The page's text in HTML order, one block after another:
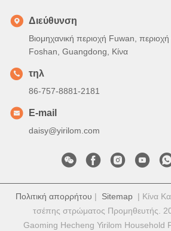
Διεύθυνση
Βιομηχανική περιοχή Fuwan,
Foshan, Guangdong, Κίνα
τηλ
86-757-8881-2181
E-mail
daisy@yirilom.com
Πολιτική απορρήτου | Sitemap| Κίνα
τσέπης στρώματος Προμηθευτής.
Gaoming Hecheng Yirilom Household